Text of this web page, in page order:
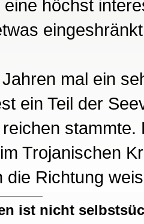
eine höchst
mal ein
ein Teil der
Trojanischen
die Richtung
ist nicht